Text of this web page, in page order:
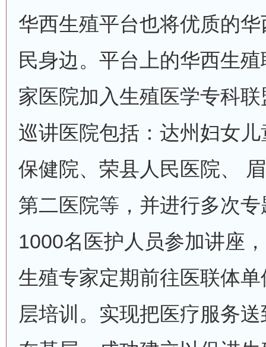
华西生殖平台也将优质的
民身边。平台上的华西生
家医院加入生殖医学专科
巡讲医院包括：达州妇女
保健院、荣县人民医院、
第二医院等，并进行多次
1000名医护人员参加讲座
生殖专家定期前往医联体
层培训。实现把医疗服务